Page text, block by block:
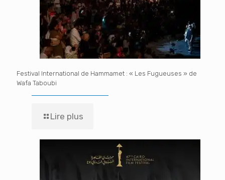
Festival International de Hammamet : « Les Fugueuses » de
Wafa Taboubi
Lire plus